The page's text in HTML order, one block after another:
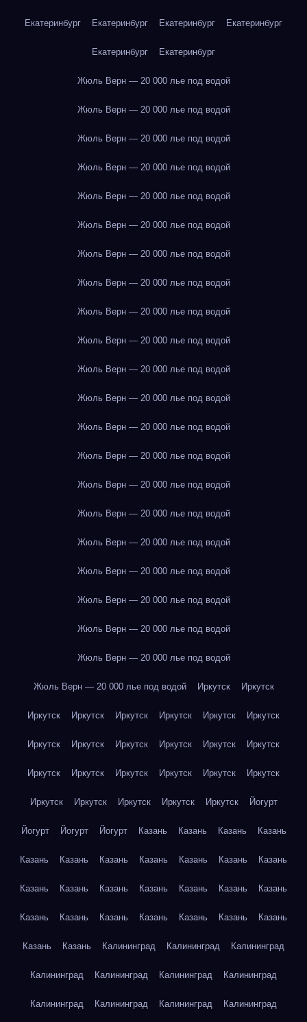
Екатеринбург Екатеринбург Екатеринбург Екатеринбург
Екатеринбург Екатеринбург
Жюль Верн — 20 000 лье под водой
Жюль Верн — 20 000 лье под водой
Жюль Верн — 20 000 лье под водой
Жюль Верн — 20 000 лье под водой
Жюль Верн — 20 000 лье под водой
Жюль Верн — 20 000 лье под водой
Жюль Верн — 20 000 лье под водой
Жюль Верн — 20 000 лье под водой
Жюль Верн — 20 000 лье под водой
Жюль Верн — 20 000 лье под водой
Жюль Верн — 20 000 лье под водой
Жюль Верн — 20 000 лье под водой
Жюль Верн — 20 000 лье под водой
Жюль Верн — 20 000 лье под водой
Жюль Верн — 20 000 лье под водой
Жюль Верн — 20 000 лье под водой
Жюль Верн — 20 000 лье под водой
Жюль Верн — 20 000 лье под водой
Жюль Верн — 20 000 лье под водой
Жюль Верн — 20 000 лье под водой
Жюль Верн — 20 000 лье под водой
Жюль Верн — 20 000 лье под водой Иркутск Иркутск
Иркутск Иркутск Иркутск Иркутск Иркутск Иркутск
Иркутск Иркутск Иркутск Иркутск Иркутск Иркутск
Иркутск Иркутск Иркутск Иркутск Иркутск Иркутск
Иркутск Иркутск Иркутск Иркутск Иркутск Йогурт
Йогурт Йогурт Йогурт Казань Казань Казань Казань
Казань Казань Казань Казань Казань Казань Казань
Казань Казань Казань Казань Казань Казань Казань
Казань Казань Казань Казань Казань Казань Казань
Казань Казань Калининград Калининград Калининград
Калининград Калининград Калининград Калининград
Калининград Калининград Калининград Калининград